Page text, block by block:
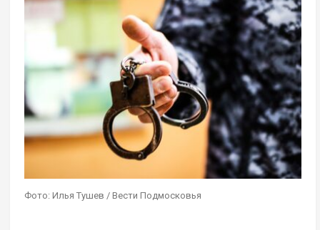
Фото: Илья Тушев / Вести Подмосковья